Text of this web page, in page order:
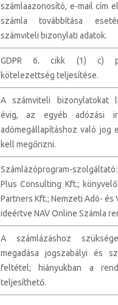
számlaazonosító, e-mail cím
számla továbbítása
számviteli bizonylati adatok.
GDPR 6. cikk (1) c)
kötelezettség teljesítése.
A számviteli bizonylatokat
évig, az egyéb adózási
adómegállapításhoz való jog
kell megőrizni.
Számlázóprogram-
Plus Consulting Kft.;
Partners Kft.; Nemzeti Adó- és
ideértve NAV Online Számla
A számlázáshoz
megadása jogszabályi és
feltétel; hiányukban a
teljesíthető.